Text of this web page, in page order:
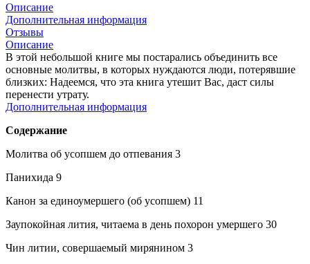
Описание
Дополнительная информация
Отзывы
Описание
В этой небольшой книге мы постарались объединить все
основные молитвы, в которых нуждаются люди, потерявшие
близких: Надеемся, что эта книга утешит Вас, даст силы
перенести утрату.
Дополнительная информация
Содержание
Молитва об усопшем до отпевания 3
Панихида 9
Канон за единоумершего (об усопшем) 11
Заупокойная лития, читаема в день похорон умершего 30
Чин литии, совершаемый мирянином 3